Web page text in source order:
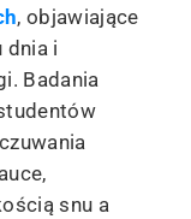
, objawiające
dnia i
Badania
snu a